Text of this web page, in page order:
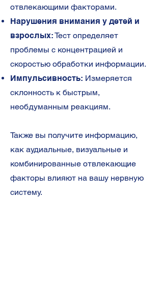
отвлекающими факторами.
Нарушения внимания у детей и
взрослых:Тест определяет
проблемы с концентрацией и
скоростью обработки информации.
Импульсивность: Измеряется
склонность к быстрым,
необдуманным реакциям.
Также вы получите информацию,
как аудиальные, визуальные и
комбинированные отвлекающие
факторы влияют на вашу нервную
систему.